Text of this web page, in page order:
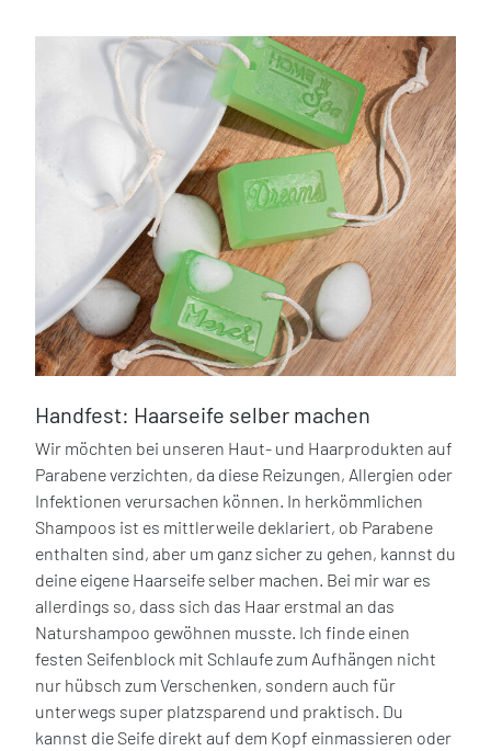
Handfest: Haarseife selber machen
Wir möchten bei unseren Haut- und Haarprodukten auf
Parabene verzichten, da diese Reizungen, Allergien oder
Infektionen verursachen können. In herkömmlichen
Shampoos ist es mittlerweile deklariert, ob Parabene
enthalten sind, aber um ganz sicher zu gehen, kannst du
deine eigene Haarseife selber machen. Bei mir war es
allerdings so, dass sich das Haar erstmal an das
Naturshampoo gewöhnen musste. Ich finde einen
festen Seifenblock mit Schlaufe zum Aufhängen nicht
nur hübsch zum Verschenken, sondern auch für
unterwegs super platzsparend und praktisch. Du
kannst die Seife direkt auf dem Kopf einmassieren oder